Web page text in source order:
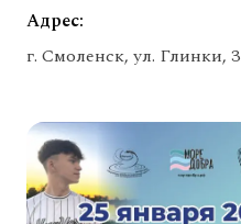
Адрес:
г. Смоленск, ул. Глинки, 3